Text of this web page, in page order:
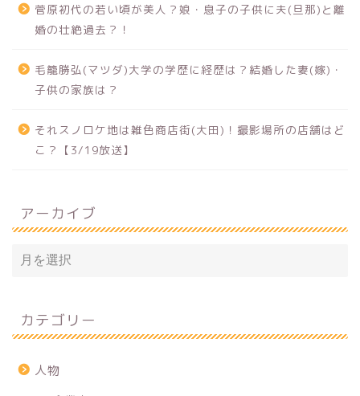
菅原初代の若い頃が美人？娘・息子の子供に夫(旦那)と離
婚の壮絶過去？！
毛籠勝弘(マツダ)大学の学歴に経歴は？結婚した妻(嫁)・
子供の家族は？
それスノロケ地は雑色商店街(大田)！撮影場所の店舗はど
こ？【3/19放送】
アーカイブ
カテゴリー
人物